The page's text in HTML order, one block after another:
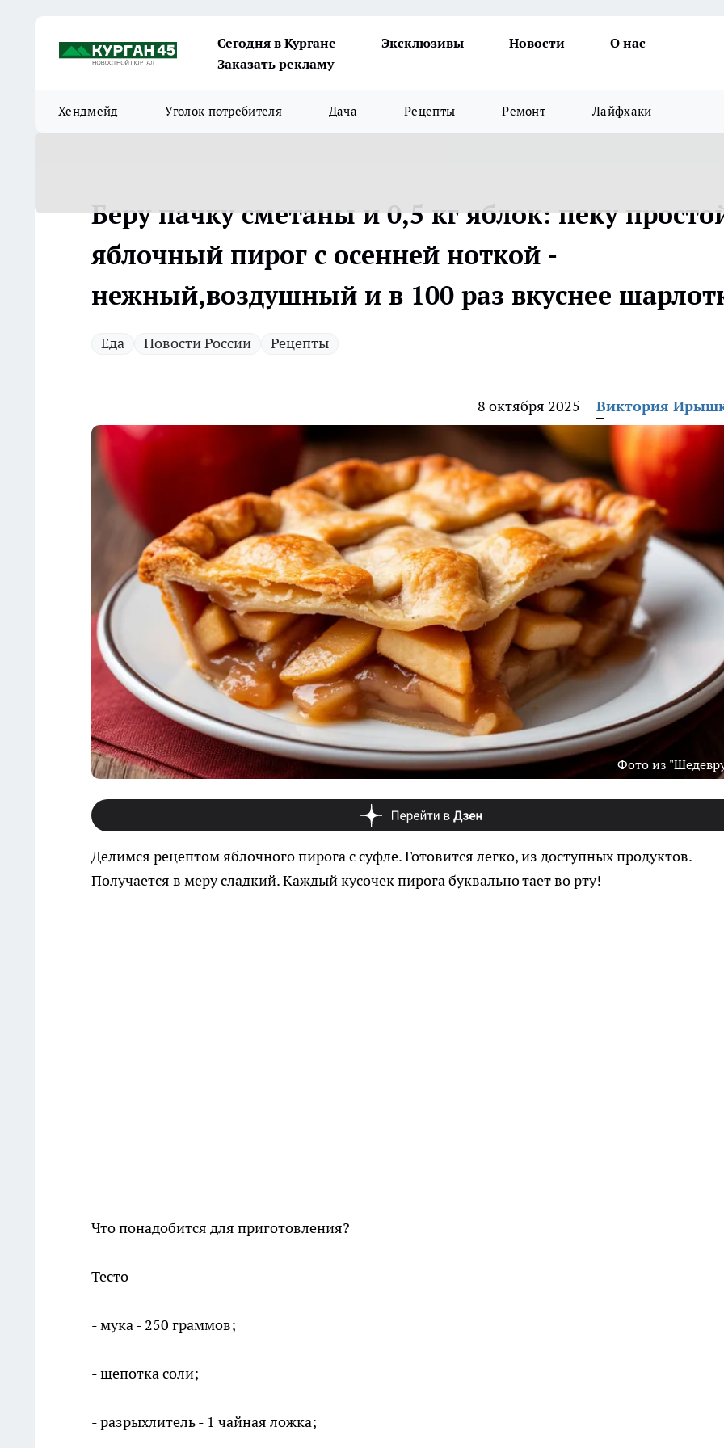
Сегодня в Кургане Эксклюзивы Новости
О нас
Заказать рекламу
Хендмейд Уголок потребителя Дача Рецепты Ремонт Лайфхаки
Беру пачку сметаны и 0,5 кг яблок: пеку
яблочный пирог с осенней ноткой -
нежный,воздушный и в 100 раз вкуснее
Еда Новости России Рецепты
8 октября 2025 Виктория
Фото из
Делимся рецептом яблочного пирога с суфле. Готовится легко, из доступных продуктов.
Получается в меру сладкий. Каждый кусочек пирога буквально тает во рту!
Что понадобится для приготовления?
Тесто
- мука - 250 граммов;
- щепотка соли;
- разрыхлитель - 1 чайная ложка;